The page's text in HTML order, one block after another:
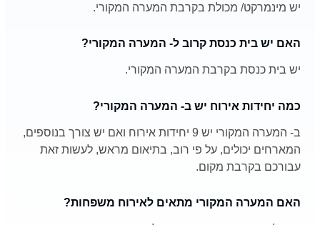
יש מינמרקט/ מכולת בקרבת המערה המקורי.
האם יש בית כנסת קרוב ל- המערה המקורי?
יש בית כנסת בקרבת המערה המקורי.
כמה יחידות אירוח יש ב- המערה המקורי?
ב- המערה המקורי יש 9 יחידות אירוח ואם יש צורך בנוספים,
המארחים יכולים, על פי רוב, בתיאום מראש, לעשות זאת
עבורכם בקרבת מקום.
האם המערה המקורי מתאים לאירוח משפחות?